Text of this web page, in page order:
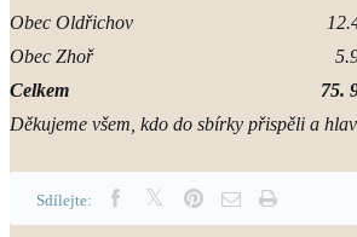
Obec Oldřichov
Obec Zhoř
Celkem 75. 975,-
Děkujeme všem, kdo do sbírky přispěli a
Sdílejte: